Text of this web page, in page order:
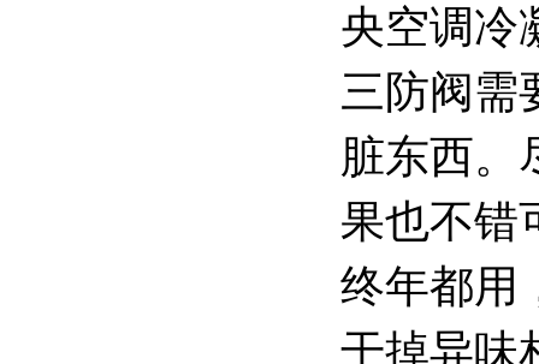
央空调冷
三防阀需
脏东西。
果也不错
终年都用
干掉异味